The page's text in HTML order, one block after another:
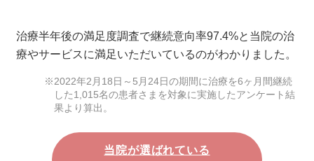
治療半年後の満足度調査で継続意向率97.4%と当院の治
療やサービスに満足いただいているのがわかりました。
2022年2月18日～5月24日の期間に治療を6ヶ月間継続
した1,015名の患者さまを対象に実施したアンケート結
果より算出。
当院が選ばれている